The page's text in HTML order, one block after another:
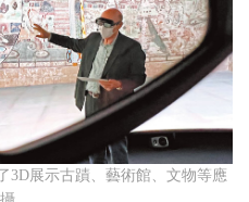
展示古蹟、藝術館、文物等應